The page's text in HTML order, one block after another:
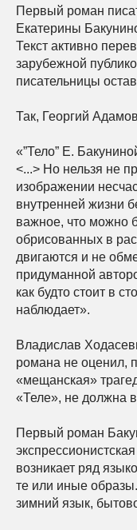
Первый роман
Екатерины
Текст активно
зарубежной
писательницы
Так, Георгий
«”Тело” Е.
<...> Но нельзя не
изображении
внутренней жизни
важное, что можно
обрисованных в
двигаются и не
придуманной
как будто стоит в
наблюдает».
Владислав
романа не оценил,
«мещанская»
«Теле», не должна
Первый роман
возникает ряд
те или иные
зимний язык,